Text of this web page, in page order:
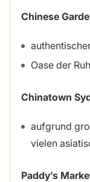
Chinese
Oase der
Chinatown
aufgrund
vielen
Paddy’s